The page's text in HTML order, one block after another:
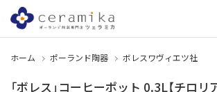
ホーム ポーランド陶器 ボレスワヴィエツ社
「ボレス」コーヒーポット 0.3L【チロ